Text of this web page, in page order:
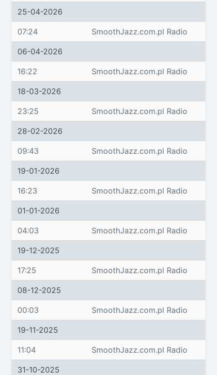
25-04-2026
07:24 SmoothJazz.com.pl Radio
06-04-2026
16:22 SmoothJazz.com.pl Radio
18-03-2026
23:25 SmoothJazz.com.pl Radio
28-02-2026
09:43 SmoothJazz.com.pl Radio
19-01-2026
16:23 SmoothJazz.com.pl Radio
01-01-2026
04:03 SmoothJazz.com.pl Radio
19-12-2025
17:25 SmoothJazz.com.pl Radio
08-12-2025
00:03 SmoothJazz.com.pl Radio
19-11-2025
11:04 SmoothJazz.com.pl Radio
31-10-2025